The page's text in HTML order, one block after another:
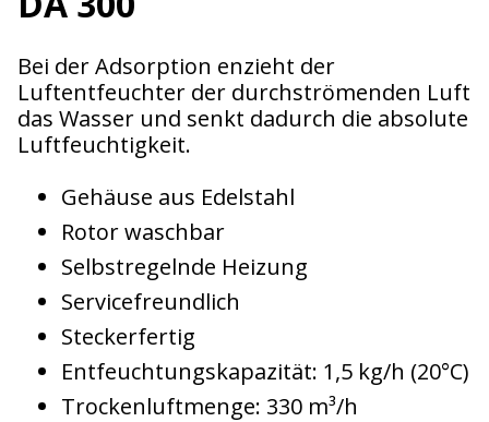
Bei der Adsorption enzieht der
Luftentfeuchter der durchströmenden Luft
das Wasser und senkt dadurch die absolute
Luftfeuchtigkeit.
Gehäuse aus Edelstahl
Rotor waschbar
Selbstregelnde Heizung
Servicefreundlich
Steckerfertig
Entfeuchtungskapazität: 1,5 kg/h (20°C)
Trockenluftmenge: 330 m³/h